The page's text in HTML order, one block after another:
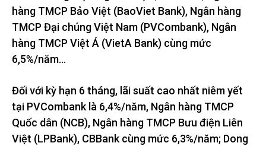
hàng TMCP Bảo Việt (BaoViet Bank), Ngân hàng
TMCP Đại chúng Việt Nam (PVCombank), Ngân
hàng TMCP Việt Á (VietA Bank) cùng mức
6,5%/năm…
Đối với kỳ hạn 6 tháng, lãi suất cao nhất niêm yết
tại PVCombank là 6,4%/năm, Ngân hàng TMCP
Quốc dân (NCB), Ngân hàng TMCP Bưu điện Liên
Việt (LPBank), CBBank cùng mức 6,3%/năm; Dong